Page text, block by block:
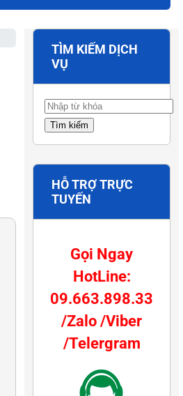
TÌM KIẾM DỊCH
VỤ
HỖ TRỢ TRỰC
TUYẾN
Gọi Ngay
HotLine:
09.663.898.33
/Zalo /Viber
/Telergram